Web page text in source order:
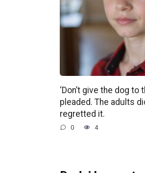
‘Don’t give the dog to
pleaded. The adults
regretted it.
0 4